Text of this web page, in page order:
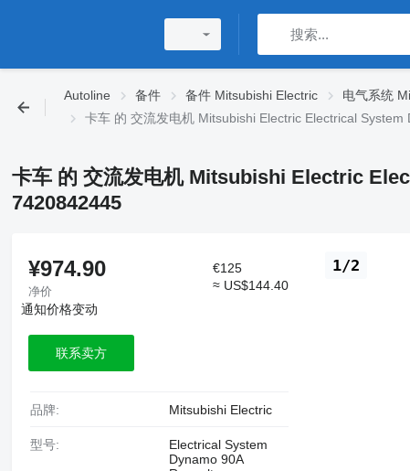
Autoline 备件 备件 Mitsubishi Electric 电气系统
卡车 的 交流发电机 Mitsubishi Electric Electrical
卡车 的 交流发电机 Mitsubishi Electric
7420842445
1/2
¥974.90
净价
€125
≈ US$144.40
通知价格变动
联系卖方
品牌: Mitsubishi Electric
型号:
Electrical System
Dynamo 90A